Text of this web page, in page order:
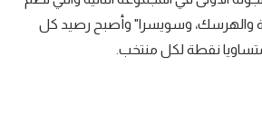
والهرسك، وسويسرا" وأصبح رصيد كل
نقطة لكل منتخب.